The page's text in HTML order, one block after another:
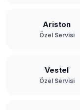
Ariston
Özel Servisi
Vestel
Özel Servisi